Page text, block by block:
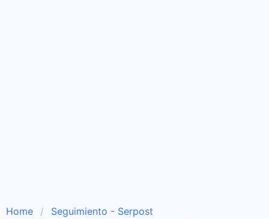
Home
Seguimiento - Serpost